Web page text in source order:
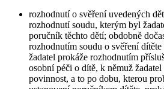
rozhodnutí o svěření uvedených
rozhodnutí soudu, kterým byl
poručník těchto dětí; obdobně
rozhodnutím soudu o svěření dítěte
žadatel prokáže rozhodnutím
osobní péči o dítě, k němuž
povinnost, a to po dobu, kterou